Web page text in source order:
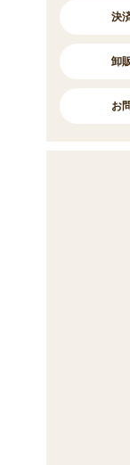
決
卸
お